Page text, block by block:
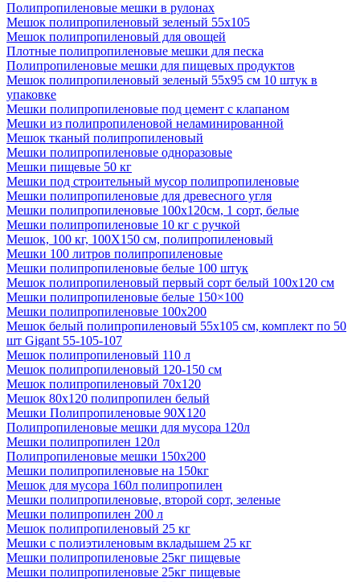
Полипропиленовые мешки в рулонах
Мешок полипропиленовый зеленый 55х105
Мешок полипропиленовый для овощей
Плотные полипропиленовые мешки для песка
Полипропиленовые мешки для пищевых продуктов
Мешок полипропиленовый зеленый 55x95 см 10 штук в
упаковке
Мешки полипропиленовые под цемент с клапаном
Мешки из полипропиленовой неламинированной
Мешок тканый полипропиленовый
Мешки полипропиленовые одноразовые
Мешки пищевые 50 кг
Мешки под строительный мусор полипропиленовые
Мешки полипропиленовые для древесного угля
Мешки полипропиленовые 100x120см, 1 сорт, белые
Мешки полипропиленовые 10 кг с ручкой
Мешок, 100 кг, 100Х150 см, полипропиленовый
Мешки 100 литров полипропиленовые
Мешки полипропиленовые белые 100 штук
Мешок полипропиленовый первый сорт белый 100х120 см
Мешки полипропиленовые белые 150×100
Мешки полипропиленовые 100х200
Мешок белый полипропиленовый 55x105 см, комплект по 50
шт Gigant 55-105-107
Мешок полипропиленовый 110 л
Мешок полипропиленовый 120-150 см
Мешок полипропиленовый 70х120
Мешок 80х120 полипропилен белый
Мешки Полипропиленовые 90Х120
Полипропиленовые мешки для мусора 120л
Мешки полипропилен 120л
Полипропиленовые мешки 150х200
Мешки полипропиленовые на 150кг
Мешок для мусора 160л полипропилен
Мешки полипропиленовые, второй сорт, зеленые
Мешки полипропилен 200 л
Мешок полипропиленовый 25 кг
Мешки с полиэтиленовым вкладышем 25 кг
Мешки полипропиленовые 25кг пищевые
Мешки полипропиленовые 25кг пищевые